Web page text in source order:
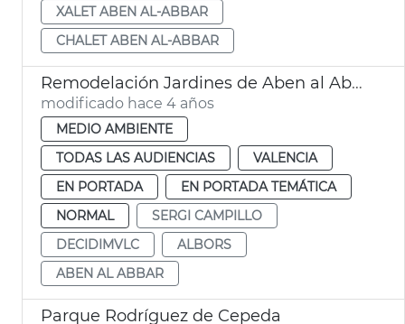
XALET ABEN AL-ABBAR
CHALET ABEN AL-ABBAR
Remodelación Jardines de Aben al Abbar
modificado hace 4 años
MEDIO AMBIENTE
TODAS LAS AUDIENCIAS
VALENCIA
EN PORTADA
EN PORTADA TEMÁTICA
NORMAL
SERGI CAMPILLO
DECIDIMVLC
ALBORS
ABEN AL ABBAR
Parque Rodríguez de Cepeda